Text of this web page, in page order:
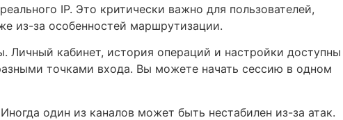
IP. Это критически важно для пользователей,
из-за особенностей маршрутизации.
кабинет, история операций и настройки доступны
точками входа. Вы можете начать сессию в одном
один из каналов может быть нестабилен из-за атак.